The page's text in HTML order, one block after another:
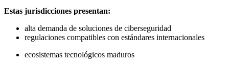
Estas jurisdicciones presentan:
alta demanda de soluciones de ciberseguridad
regulaciones compatibles con estándares internacionales
ecosistemas tecnológicos maduros